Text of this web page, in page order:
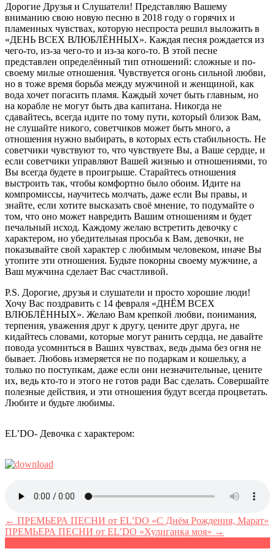
Дорогие Друзья и Слушатели! Представляю Вашему
вниманию свою новую песню в 2018 году о горячих и
пламенных чувствах, которую неспроста решил выложить в
«ДЕНЬ ВСЕХ ВЛЮБЛЁННЫХ». Каждая песня рождается из
чего-то, из-за чего-то и из-за кого-то. В этой песне
представлен определённый тип отношений: сложные и по-
своему милые отношения. Чувствуется огонь сильной любви,
но в тоже время борьба между мужчиной и женщиной, как
вода хочет погасить пламя. Каждый хочет быть главным, но
на корабле не могут быть два капитана. Никогда не
сдавайтесь, всегда идите по тому пути, который близок Вам,
не слушайте никого, советчиков может быть много, а
отношения нужно выбирать, в которых есть стабильность. Не
советчики чувствуют то, что чувствуете Вы, а Ваше сердце, и
если советчики управляют Вашей жизнью и отношениями, то
Вы всегда будете в проигрыше. Старайтесь отношения
выстроить так, чтобы комфортно было обоим. Идите на
компромиссы, научитесь молчать, даже если Вы правы, и
знайте, если хотите высказать своё мнение, то подумайте о
том, что оно может навредить Вашим отношениям и будет
печальный исход. Каждому желаю встретить девочку с
характером, но убедительная просьба к Вам, девочки, не
показывайте свой характер с любимым человеком, иначе Вы
утопите эти отношения. Будьте покорны своему мужчине, а
Ваш мужчина сделает Вас счастливой.
P.S. Дорогие, друзья и слушатели и просто хорошие люди!
Хочу Вас поздравить с 14 февраля «ДНЁМ ВСЕХ
ВЛЮБЛЁННЫХ». Желаю Вам крепкой любви, понимания,
терпения, уважения друг к другу, цените друг друга, не
кидайтесь словами, которые могут ранить сердца, не давайте
повода усомниться в Ваших чувствах, ведь дыма без огня не
бывает. Любовь измеряется не по подаркам и кошельку, а
только по поступкам, даже если они незначительные, цените
их, ведь кто-то и этого не готов ради Вас сделать. Совершайте
полезные действия, и эти отношения будут всегда процветать.
Любите и будьте любимы.
EL’DO- Девочка с характером:
← ПРЕМЬЕРА ПЕСНИ от EL’DO «С Днём Рождения, Марат»
ПРЕМЬЕРА ПЕСНИ от EL’DO «Хулиганка моя» →